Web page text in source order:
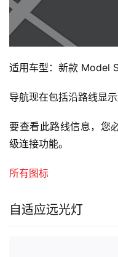
适用车型：新款 Model
导航现在包括沿路线显示
要查看此路线信息，您
级连接功能。
所有图标
自适应远光灯